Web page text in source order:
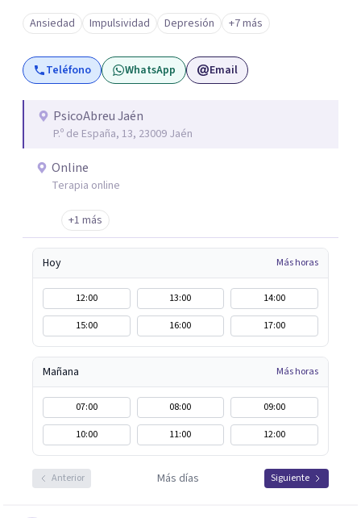
psicológicas que le hacen un equipo de profesionales
único en su campo. Rodolfo de Porras hace énfasis en la
importancia de trabajar no solo el síntoma que trae a la
persona a consulta sino tratar la raíz del problema para
repetirse en el futuro.
Ansiedad Impulsividad Depresión +7 más
Teléfono WhatsApp Email
PsicoAbreu Jaén
P.º de España, 13, 23009 Jaén
Online
Terapia online
+1 más
Hoy Más horas
12:00 13:00
14:00
15:00
16:00 17:00
Mañana Más horas
07:00 08:00
09:00
10:00
11:00 12:00
Anterior Más días Siguiente